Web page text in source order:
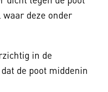
waar deze onder
in de
de poot middenin